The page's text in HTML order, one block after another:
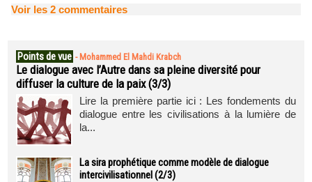
Voir les 2 commentaires
Points de vue - Mohammed El Mahdi Krabch
Le dialogue avec l’Autre dans sa pleine diversité pour
diffuser la culture de la paix (3/3)
Lire la première partie ici : Les fondements du
dialogue entre les civilisations à la lumière de
la...
La sira prophétique comme modèle de dialogue
intercivilisationnel (2/3)